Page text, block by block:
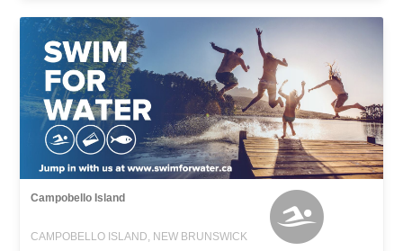
Campobello Island
CAMPOBELLO ISLAND, NEW BRUNSWICK